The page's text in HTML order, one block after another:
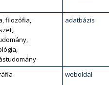
filozófia,
adatbázis
weboldal